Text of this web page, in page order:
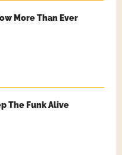
More Than Ever
The Funk Alive